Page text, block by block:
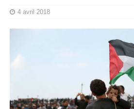
4 avril 2018